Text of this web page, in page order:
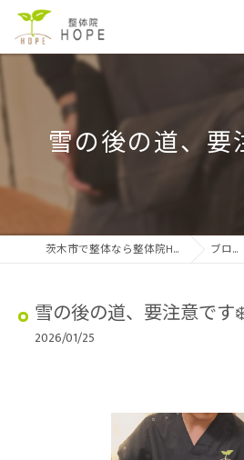
雪の後の道、
茨木市で整体なら整体院HOPE ブログ
雪の後の道、要注意です
2026/01/25